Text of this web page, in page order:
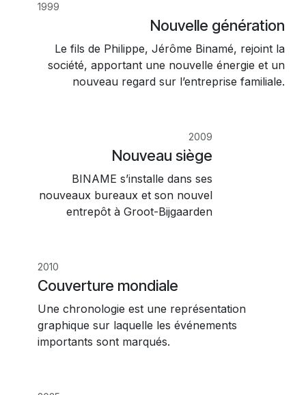
1999
Nouvelle génération
Le fils de Philippe, Jérôme Binamé, rejoint la
société, apportant une nouvelle énergie et un
nouveau regard sur l’entreprise familiale.
2009
Nouveau siège
BINAME s’installe dans ses
nouveaux bureaux et son nouvel
entrepôt à Groot-Bijgaarden
2010
Couverture mondiale
Une chronologie est une représentation
graphique sur laquelle les événements
importants sont marqués.